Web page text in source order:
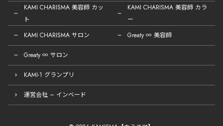
KAMI CHARISMA 美容師 カッ
ト
KAMI CHARISMA 美容師 カラ
ー
KAMI CHARISMA サロン
Greaty ∞ 美容師
Greaty ∞ サロン
KAMI-1 グランプリ
運営会社 – インベード